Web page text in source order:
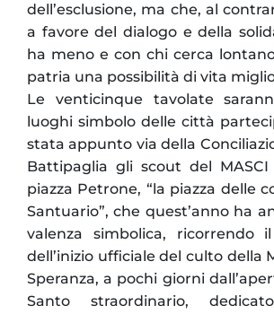
dell’esclusione, ma che, al
a favore del dialogo e della
ha meno e con chi cerca
patria una possibilità di vita
Le venticinque tavolate
luoghi simbolo delle città
stata appunto via della
Battipaglia gli scout del
piazza Petrone, “la piazza delle
Santuario”, che quest’anno ha
valenza simbolica, ricorrendo
dell’inizio ufficiale del culto della
Speranza, a pochi giorni
Santo straordinario,